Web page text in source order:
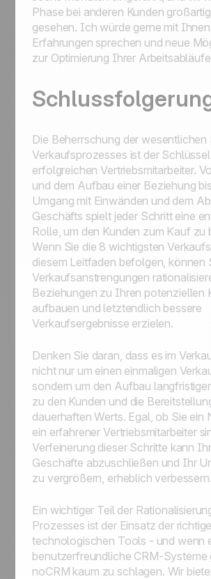
Phase bei anderen Kunden
gesehen. Ich würde gerne mit
Erfahrungen sprechen und neue
zur Optimierung Ihrer
Die Beherrschung der wesentlichen
Verkaufsprozesses ist der
erfolgreichen Vertriebsmitarbeiter.
und dem Aufbau einer Beziehung
Umgang mit Einwänden und dem
Geschäfts spielt jeder Schritt eine
Rolle, um den Kunden zum Kauf zu
Wenn Sie die 8 wichtigsten
diesem Leitfaden befolgen, können
Verkaufsanstrengungen
Beziehungen zu Ihren potenziellen
aufbauen und letztendlich bessere
Verkaufsergebnisse erzielen.
Denken Sie daran, dass es im
nicht nur um einen einmaligen
sondern um den Aufbau
zu den Kunden und die
dauerhaften Werts. Egal, ob Sie ein
ein erfahrener Vertriebsmitarbeiter
Verfeinerung dieser Schritte kann
Geschäfte abzuschließen und Ihr
zu vergrößern, erheblich verbessern.
Ein wichtiger Teil der
Prozesses ist der Einsatz der
technologischen Tools - und wenn
benutzerfreundliche CRM-Systeme
noCRM kaum zu schlagen. Wir